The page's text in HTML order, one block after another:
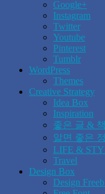
Google+
Instagram
Twitter
Youtube
Pinterest
Tumblr
WordPress
Themes
Creative Strategy
Idea Box
Inspiration
좋은 글 & 책
알면 좋은
LIFE &
Travel
Design Box
Design